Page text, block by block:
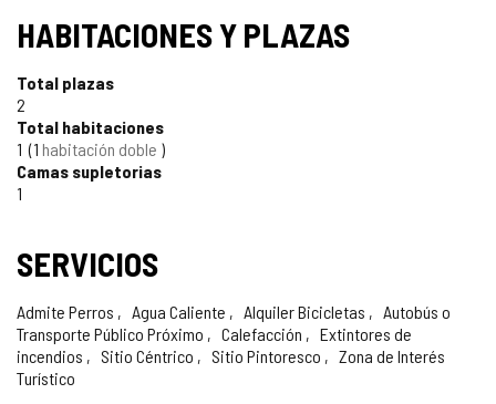
cuadernos
HABITACIONES Y PLAZAS
Total plazas
2
Total habitaciones
1
1 habitación doble
Camas supletorias
1
SERVICIOS
Admite Perros Agua Caliente Alquiler Bicicletas
Autobús o
Transporte Público Próximo
Calefacción
Extintores de
incendios
Sitio Céntrico Sitio Pintoresco
Zona de Interés
Turístico